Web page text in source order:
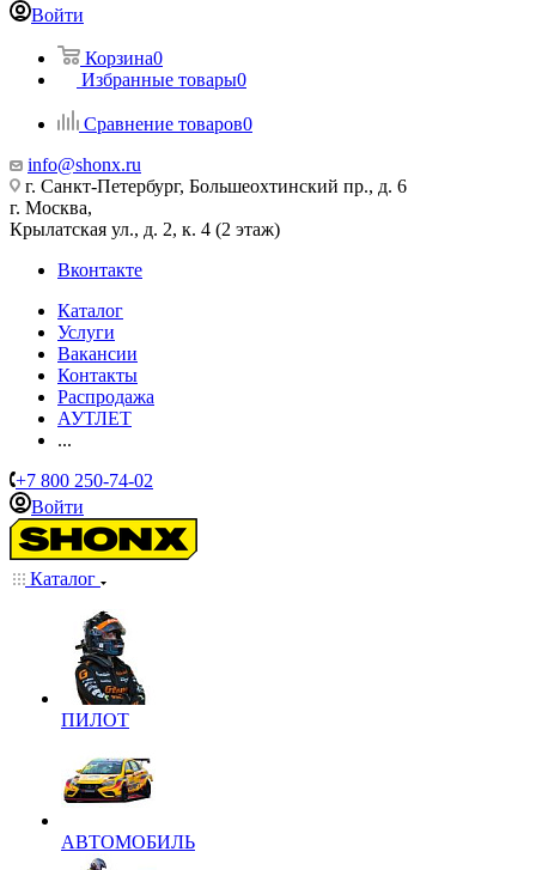
Войти
Корзина0
Избранные товары0
Сравнение товаров0
info@shonx.ru
г. Санкт-Петербург, Большеохтинский пр., д. 6
г. Москва,
Крылатская ул., д. 2, к. 4 (2 этаж)
Вконтакте
Каталог
Услуги
Вакансии
Контакты
Распродажа
АУТЛЕТ
...
+7 800 250-74-02
Войти
Каталог
ПИЛОТ
АВТОМОБИЛЬ